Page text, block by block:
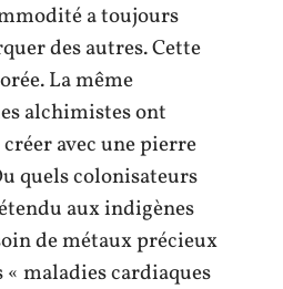
a toujours
des autres. Cette
La même
alchimistes ont
créer avec une pierre
quels colonisateurs
aux indigènes
de métaux précieux
maladies cardiaques